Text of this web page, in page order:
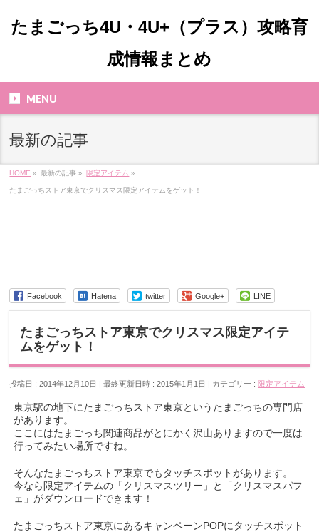
たまごっち4U・4U+（プラス）攻略育
成情報まとめ
MENU
最新の記事
HOME » 最新の記事 » 限定アイテム »
たまごっちストア東京でクリスマス限定アイテムをゲット！
Facebook Hatena twitter Google+ LINE
たまごっちストア東京でクリスマス限定アイテ
ムをゲット！
投稿日 : 2014年12月10日 最終更新日時 : 2015年1月1日 カテゴリー : 限定アイテム
東京駅の地下にたまごっちストア東京というたまごっちの専門店
があります。
ここにはたまごっち関連商品がとにかく沢山ありますので一度は
行ってみたい場所ですね。
そんなたまごっちストア東京でもタッチスポットがあります。
今なら限定アイテムの「クリスマスツリー」と「クリスマスパフ
ェ」がダウンロードできます！
たまごっちストア東京にあるキャンペーンPOPにタッチスポット